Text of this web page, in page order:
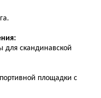
для скандинавской
площадки с